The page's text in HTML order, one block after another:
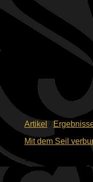
Artikel /
Mit dem Seil
16.04.2026